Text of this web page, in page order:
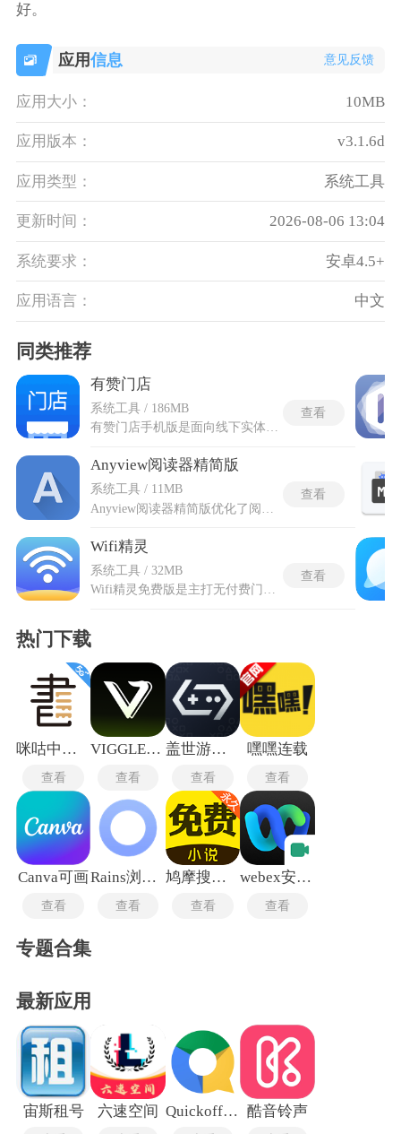
好。
应用信息 意见反馈
应用大小： 10MB
应用版本： v3.1.6d
应用类型： 系统工具
更新时间： 2026-08-06 13:04
系统要求： 安卓4.5+
应用语言： 中文
同类推荐
有赞门店
系统工具 / 186MB
查看
Anyview阅读器精简版
系统工具 / 11MB
查看
Wifi精灵
系统工具 / 32MB
Wifi精灵免费版是主打无付费门槛的无线网络辅助工具，软件聚焦日常无线网络适配需求，摒弃冗余繁杂的附加功能，整体功能布局贴合日常使用场景，能够适配多数设备的网络连接与检测需求。Wifi精灵免费版开放全部基础实用功能，无需开通会员、无需充值解锁权限，零成本为使用者提供无线网络相关服务。它可以帮助使用者自主排查网络异常问题，辅助优化无线网络运行状态，同时支持便捷的网络连接操作，全程无隐藏收费项目，纯粹为日常居家、外出的网络使用提供便捷辅助，适配各类网络使用场景。
查看
热门下载
咪咕中信书店
查看
VIGGLE中文版
查看
盖世游戏pc模拟器
查看
嘿嘿连载
查看
Canva可画
查看
Rains浏览器老版本
查看
鸠摩搜书安卓版
查看
webex安卓版
查看
专题合集
最新应用
宙斯租号 六速空间 Quickoffice Pro最新版 酷音铃声